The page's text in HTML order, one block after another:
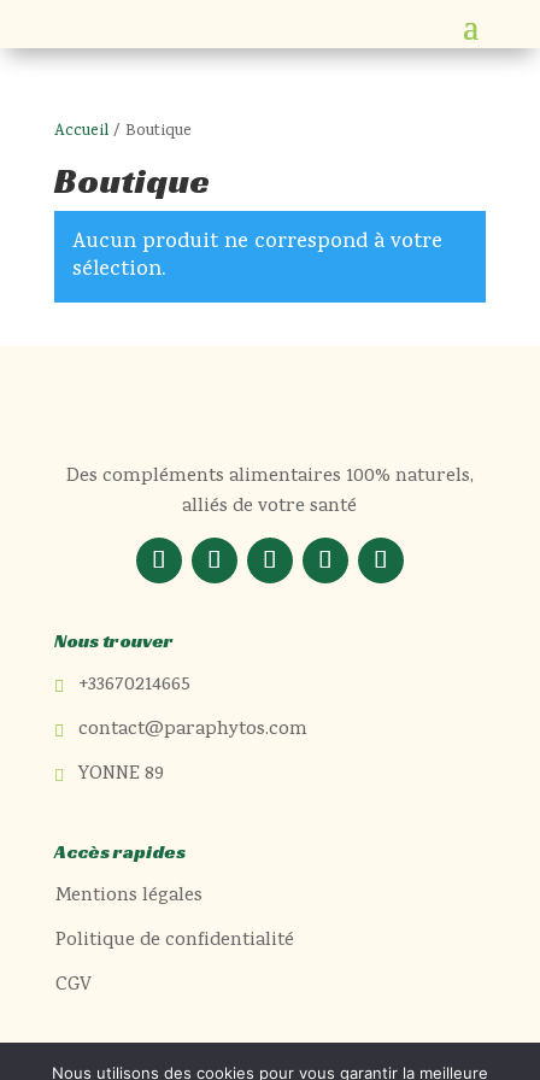
Accueil/ Boutique
Boutique
Aucun produit ne correspond à votre
sélection.
Des compléments alimentaires 100% naturels,
alliés de votre santé
Nous trouver
 +33670214665
 contact@paraphytos.com
 YONNE 89
Accès rapides
Mentions légales
Politique de confidentialité
CGV
Nous utilisons des cookies pour vous garantir la meilleure